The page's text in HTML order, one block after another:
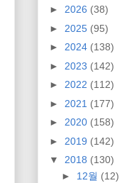
► 2026 (38)
► 2025 (95)
► 2024 (138)
► 2023 (142)
► 2022 (112)
► 2021 (177)
► 2020 (158)
► 2019 (142)
▼ 2018 (130)
► 12월 (12)